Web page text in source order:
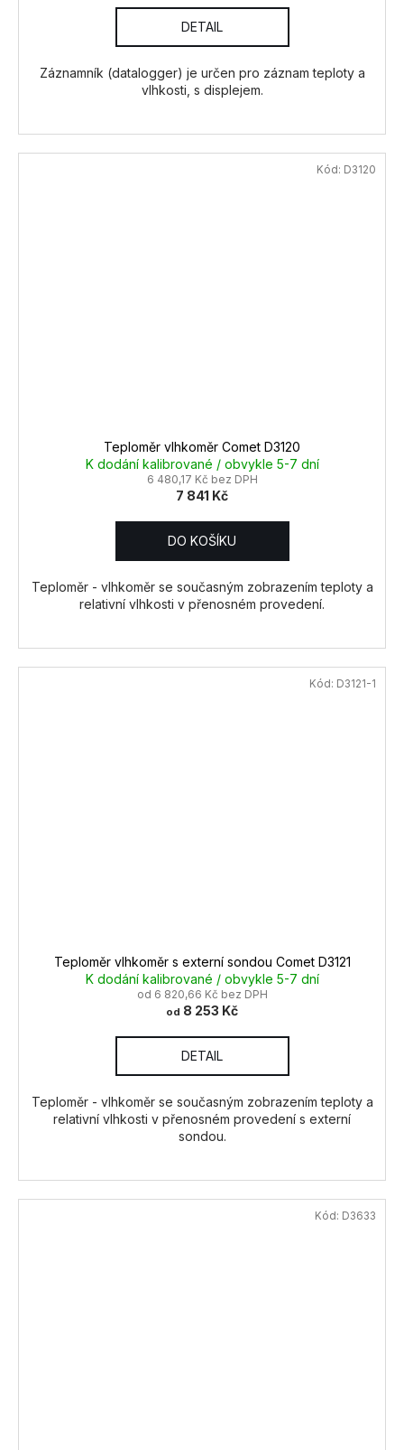
DETAIL
Záznamník (datalogger) je určen pro záznam teploty a
vlhkosti, s displejem.
Teploměr vlhkoměr Comet D3120
K dodání kalibrované / obvykle 5-7 dní
6 480,17 Kč bez DPH
7 841 Kč
DO KOŠÍKU
Teploměr - vlhkoměr se současným zobrazením teploty a
relativní vlhkosti v přenosném provedení.
Kód: D3120
Teploměr vlhkoměr s externí sondou Comet D3121
K dodání kalibrované / obvykle 5-7 dní
od 6 820,66 Kč bez DPH
od 8 253 Kč
DETAIL
Teploměr - vlhkoměr se současným zobrazením teploty a
relativní vlhkosti v přenosném provedení s externí
sondou.
Kód: D3121-1
Kód: D3633